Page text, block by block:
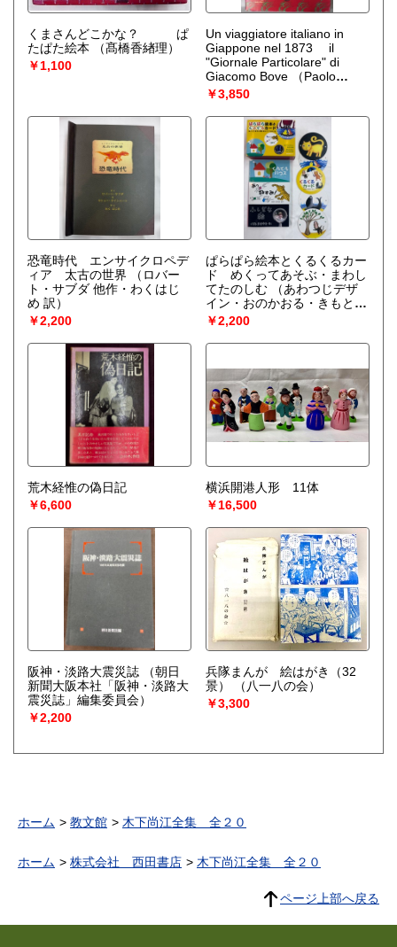
くまさんどこかな？ ぱ
たぱた絵本
（髙橋香緖理）
￥1,100
Un viaggiatore italiano in
Giappone nel 1873 il
"Giornale Particolare" di
Giacomo Bove
（Paolo
Puddinu）
￥3,850
恐竜時代 エンサイクロペデ
ィア 太古の世界
（ロバー
ト・サブダ 他作・わくはじ
め 訳）
￥2,200
ぱらぱら絵本とくるくるカー
ド めくってあそぶ・まわし
てたのしむ
（あわつじデザ
イン・おのかおる・きもとも
もこ・くすみまさゆき）
￥2,200
荒木経惟の偽日記
￥6,600
横浜開港人形 11体
￥16,500
阪神・淡路大震災誌
（朝日
新聞大阪本社「阪神・淡路大
震災誌」編集委員会）
￥2,200
兵隊まんが 絵はがき（32
景）
（八一八の会）
￥3,300
ホーム 教文館 木下尚江全集 全２０
ホーム 株式会社 西田書店 木下尚江全集 全２０
ページ上部へ戻る